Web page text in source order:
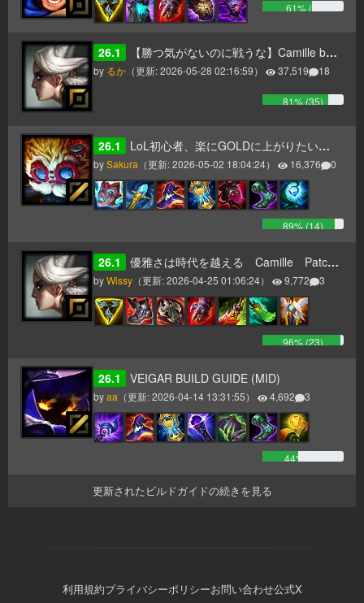
61% (6
26.1 【勝つ気がないのに戦うな】Camille build
by るか （更新:2026-05-28 02:16:59） 37,519 18
81% (35)
26.1 LoL初心者、楽にGOLDに上がりたい方へ送るレーン戦を勝ち抜くハイマーMIDガイド【パッチ17】
bySakura （更新:2026-05-02 18:04:24） 16,376 0
89% (14)
26.1 優雅さは時代を越える Camille Patch26.1～
byWissy （更新:2026-04-25 01:06:24） 9,772 3
96% (23)
26.1 VEIGAR BUILD GUIDE (MID)
byaa （更新:2026-04-14 13:31:55） 4,692 3
44% (
更新されたビルドガイドの続きを見る
利用規約プライバシーポリシーお問い合わせ公式X